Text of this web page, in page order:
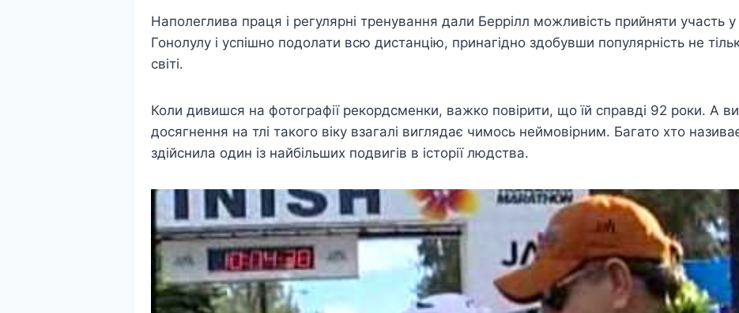
Наполеглива праця і регулярні тренування дали Беррілл можливість прийняти участь
Гонолулу і успішно подолати всю дистанцію, принагідно здобувши популярність не
світі.
Коли дивишся на фотографії рекордсменки, важко повірити, що їй справді 92 роки. А
досягнення на тлі такого віку взагалі виглядає чимось неймовірним. Багато хто
здійснила один із найбільших подвигів в історії людства.